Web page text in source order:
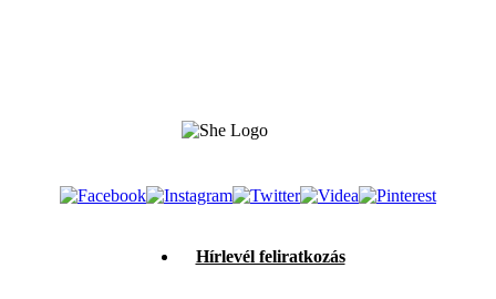
Hírlevél feliratkozás